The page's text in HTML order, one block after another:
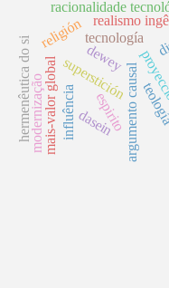
argumento causal
superstición
mais-valor global
religión realismo
racionalidade
tecnología
dewey
espirito
influênciadasein
modernização
hermenêutica do si